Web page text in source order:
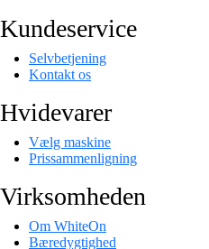
Kundeservice
Selvbetjening
Kontakt os
Hvidevarer
Vælg maskine
Prissammenligning
Virksomheden
Om WhiteOn
Bæredygtighed